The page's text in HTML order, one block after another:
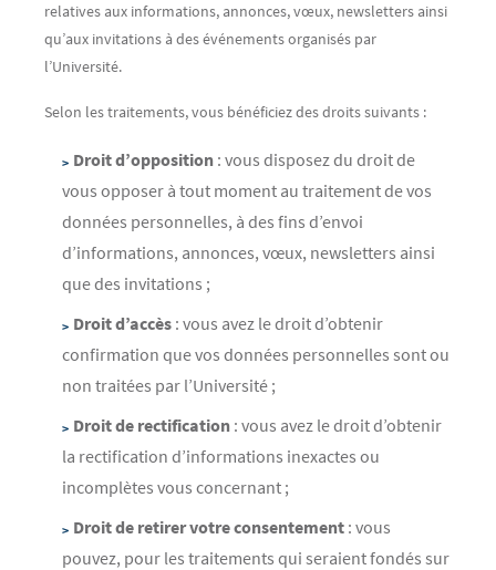
relatives aux informations, annonces, vœux, newsletters ainsi
qu’aux invitations à des événements organisés par
l’Université.
Selon les traitements, vous bénéficiez des droits suivants :
Droit d’opposition : vous disposez du droit de
vous opposer à tout moment au traitement de vos
données personnelles, à des fins d’envoi
d’informations, annonces, vœux, newsletters ainsi
que des invitations ;
Droit d’accès : vous avez le droit d’obtenir
confirmation que vos données personnelles sont ou
non traitées par l’Université ;
Droit de rectification : vous avez le droit d’obtenir
la rectification d’informations inexactes ou
incomplètes vous concernant ;
Droit de retirer votre consentement : vous
pouvez, pour les traitements qui seraient fondés sur